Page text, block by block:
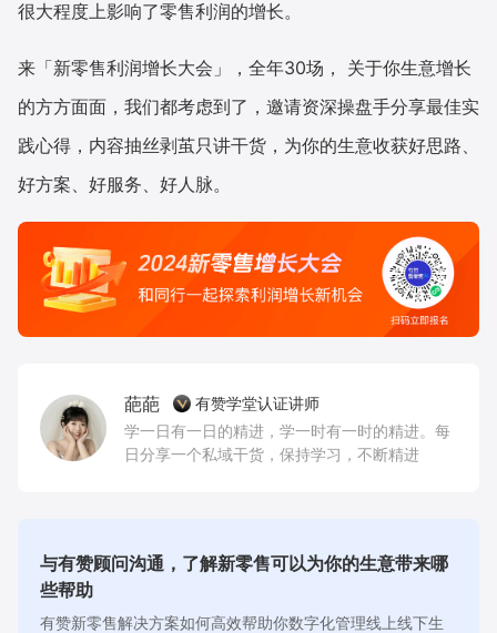
很大程度上影响了零售利润的增长。
来「新零售利润增长大会」，全年30场， 关于你生意增长
的方方面面，我们都考虑到了，邀请资深操盘手分享最佳实
践心得，内容抽丝剥茧只讲干货，为你的生意收获好思路、
好方案、好服务、好人脉。
葩葩
有赞学堂认证讲师
学一日有一日的精进，学一时有一时的精进。每
日分享一个私域干货，保持学习，不断精进
与有赞顾问沟通，了解新零售可以为你的生意带来哪
些帮助
有赞新零售解决方案如何高效帮助你数字化管理线上线下生